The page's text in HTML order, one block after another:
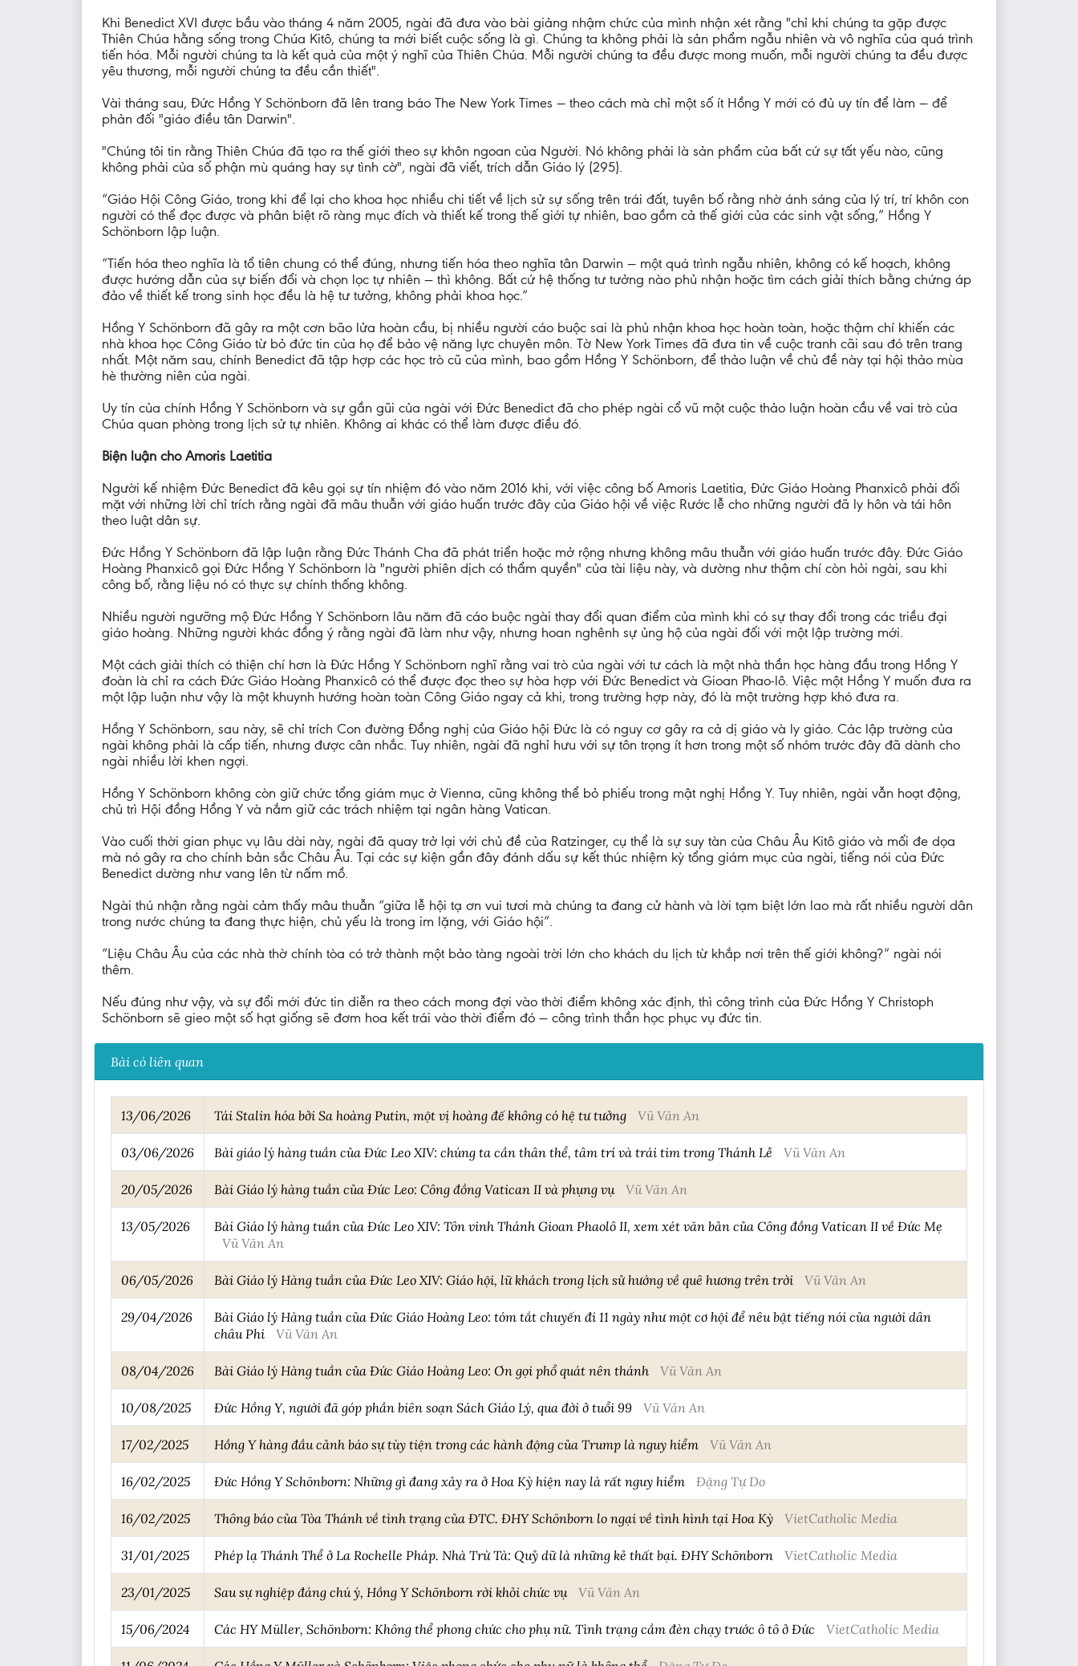
Khi Benedict XVI được bầu vào tháng 4 năm 2005, ngài đã đưa vào bài giảng nhậm chức của mình nhận xét rằng "chỉ khi chúng ta gặp được
Thiên Chúa hằng sống trong Chúa Kitô, chúng ta mới biết cuộc sống là gì. Chúng ta không phải là sản phẩm ngẫu nhiên và vô nghĩa của quá trình
tiến hóa. Mỗi người chúng ta là kết quả của một ý nghĩ của Thiên Chúa. Mỗi người chúng ta đều được mong muốn, mỗi người chúng ta đều được
yêu thương, mỗi người chúng ta đều cần thiết".
Vài tháng sau, Đức Hồng Y Schönborn đã lên trang báo The New York Times — theo cách mà chỉ một số ít Hồng Y mới có đủ uy tín để làm — để
phản đối "giáo điều tân Darwin".
"Chúng tôi tin rằng Thiên Chúa đã tạo ra thế giới theo sự khôn ngoan của Người. Nó không phải là sản phẩm của bất cứ sự tất yếu nào, cũng
không phải của số phận mù quáng hay sự tình cờ", ngài đã viết, trích dẫn Giáo lý (295).
“Giáo Hội Công Giáo, trong khi để lại cho khoa học nhiều chi tiết về lịch sử sự sống trên trái đất, tuyên bố rằng nhờ ánh sáng của lý trí, trí khôn con
người có thể đọc được và phân biệt rõ ràng mục đích và thiết kế trong thế giới tự nhiên, bao gồm cả thế giới của các sinh vật sống,” Hồng Y
Schönborn lập luận.
“Tiến hóa theo nghĩa là tổ tiên chung có thể đúng, nhưng tiến hóa theo nghĩa tân Darwin — một quá trình ngẫu nhiên, không có kế hoạch, không
được hướng dẫn của sự biến đổi và chọn lọc tự nhiên — thì không. Bất cứ hệ thống tư tưởng nào phủ nhận hoặc tìm cách giải thích bằng chứng áp
đảo về thiết kế trong sinh học đều là hệ tư tưởng, không phải khoa học.”
Hồng Y Schönborn đã gây ra một cơn bão lửa hoàn cầu, bị nhiều người cáo buộc sai là phủ nhận khoa học hoàn toàn, hoặc thậm chí khiến các
nhà khoa học Công Giáo từ bỏ đức tin của họ để bảo vệ năng lực chuyên môn. Tờ New York Times đã đưa tin về cuộc tranh cãi sau đó trên trang
nhất. Một năm sau, chính Benedict đã tập hợp các học trò cũ của mình, bao gồm Hồng Y Schönborn, để thảo luận về chủ đề này tại hội thảo mùa
hè thường niên của ngài.
Uy tín của chính Hồng Y Schönborn và sự gần gũi của ngài với Đức Benedict đã cho phép ngài cổ vũ một cuộc thảo luận hoàn cầu về vai trò của
Chúa quan phòng trong lịch sử tự nhiên. Không ai khác có thể làm được điều đó.
Biện luận cho Amoris Laetitia
Người kế nhiệm Đức Benedict đã kêu gọi sự tín nhiệm đó vào năm 2016 khi, với việc công bố Amoris Laetitia, Đức Giáo Hoàng Phanxicô phải đối
mặt với những lời chỉ trích rằng ngài đã mâu thuẫn với giáo huấn trước đây của Giáo hội về việc Rước lễ cho những người đã ly hôn và tái hôn
theo luật dân sự.
Đức Hồng Y Schönborn đã lập luận rằng Đức Thánh Cha đã phát triển hoặc mở rộng nhưng không mâu thuẫn với giáo huấn trước đây. Đức Giáo
Hoàng Phanxicô gọi Đức Hồng Y Schönborn là "người phiên dịch có thẩm quyền" của tài liệu này, và dường như thậm chí còn hỏi ngài, sau khi
công bố, rằng liệu nó có thực sự chính thống không.
Nhiều người ngưỡng mộ Đức Hồng Y Schönborn lâu năm đã cáo buộc ngài thay đổi quan điểm của mình khi có sự thay đổi trong các triều đại
giáo hoàng. Những người khác đồng ý rằng ngài đã làm như vậy, nhưng hoan nghênh sự ủng hộ của ngài đối với một lập trường mới.
Một cách giải thích có thiện chí hơn là Đức Hồng Y Schönborn nghĩ rằng vai trò của ngài với tư cách là một nhà thần học hàng đầu trong Hồng Y
đoàn là chỉ ra cách Đức Giáo Hoàng Phanxicô có thể được đọc theo sự hòa hợp với Đức Benedict và Gioan Phao-lô. Việc một Hồng Y muốn đưa ra
một lập luận như vậy là một khuynh hướng hoàn toàn Công Giáo ngay cả khi, trong trường hợp này, đó là một trường hợp khó đưa ra.
Hồng Y Schönborn, sau này, sẽ chỉ trích Con đường Đồng nghị của Giáo hội Đức là có nguy cơ gây ra cả dị giáo và ly giáo. Các lập trường của
ngài không phải là cấp tiến, nhưng được cân nhắc. Tuy nhiên, ngài đã nghỉ hưu với sự tôn trọng ít hơn trong một số nhóm trước đây đã dành cho
ngài nhiều lời khen ngợi.
Hồng Y Schönborn không còn giữ chức tổng giám mục ở Vienna, cũng không thể bỏ phiếu trong mật nghị Hồng Y. Tuy nhiên, ngài vẫn hoạt động,
chủ trì Hội đồng Hồng Y và nắm giữ các trách nhiệm tại ngân hàng Vatican.
Vào cuối thời gian phục vụ lâu dài này, ngài đã quay trở lại với chủ đề của Ratzinger, cụ thể là sự suy tàn của Châu Âu Kitô giáo và mối đe dọa
mà nó gây ra cho chính bản sắc Châu Âu. Tại các sự kiện gần đây đánh dấu sự kết thúc nhiệm kỳ tổng giám mục của ngài, tiếng nói của Đức
Benedict dường như vang lên từ nấm mồ.
Ngài thú nhận rằng ngài cảm thấy mâu thuẫn “giữa lễ hội tạ ơn vui tươi mà chúng ta đang cử hành và lời tạm biệt lớn lao mà rất nhiều người dân
trong nước chúng ta đang thực hiện, chủ yếu là trong im lặng, với Giáo hội”.
“Liệu Châu Âu của các nhà thờ chính tòa có trở thành một bảo tàng ngoài trời lớn cho khách du lịch từ khắp nơi trên thế giới không?” ngài nói
thêm.
Nếu đúng như vậy, và sự đổi mới đức tin diễn ra theo cách mong đợi vào thời điểm không xác định, thì công trình của Đức Hồng Y Christoph
Schönborn sẽ gieo một số hạt giống sẽ đơm hoa kết trái vào thời điểm đó — công trình thần học phục vụ đức tin.
Bài có liên quan
13/06/2026 Tái Stalin hóa bởi Sa hoàng Putin, một vị hoàng đế không có hệ tư tưởng Vũ Văn An
03/06/2026 Bài giáo lý hàng tuần của Đức Leo XIV: chúng ta cần thân thể, tâm trí và trái tim trong Thánh Lễ Vũ Văn An
20/05/2026 Bài Giáo lý hàng tuần của Đức Leo: Công đồng Vatican II và phụng vụ Vũ Văn An
13/05/2026
Bài Giáo lý hàng tuần của Đức Leo XIV: Tôn vinh Thánh Gioan Phaolô II, xem xét văn bản của Công đồng Vatican II về Đức Mẹ
Vũ Văn An
06/05/2026 Bài Giáo lý Hàng tuần của Đức Leo XIV: Giáo hội, lữ khách trong lịch sử hướng về quê hương trên trời Vũ Văn An
29/04/2026
Bài Giáo lý Hàng tuần của Đức Giáo Hoàng Leo: tóm tắt chuyến đi 11 ngày như một cơ hội để nêu bật tiếng nói của người dân
châu Phi
Vũ Văn An
08/04/2026 Bài Giáo lý Hàng tuần của Đức Giáo Hoàng Leo: Ơn gọi phổ quát nên thánh Vũ Văn An
10/08/2025 Đức Hồng Y, người đã góp phần biên soạn Sách Giáo Lý, qua đời ở tuổi 99 Vũ Văn An
17/02/2025 Hồng Y hàng đầu cảnh báo sự tùy tiện trong các hành động của Trump là nguy hiểm Vũ Văn An
16/02/2025 Đức Hồng Y Schönborn: Những gì đang xảy ra ở Hoa Kỳ hiện nay là rất nguy hiểm Đặng Tự Do
16/02/2025 Thông báo của Tòa Thánh về tình trạng của ĐTC. ĐHY Schönborn lo ngại về tình hình tại Hoa Kỳ VietCatholic Media
31/01/2025 Phép lạ Thánh Thể ở La Rochelle Pháp. Nhà Trừ Tà: Quỷ dữ là những kẻ thất bại. ĐHY Schönborn VietCatholic Media
23/01/2025 Sau sự nghiệp đáng chú ý, Hồng Y Schönborn rời khỏi chức vụ Vũ Văn An
15/06/2024 Các HY Müller, Schönborn: Không thể phong chức cho phụ nữ. Tình trạng cầm đèn chạy trước ô tô ở Đức VietCatholic Media